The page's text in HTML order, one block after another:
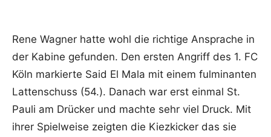
Rene Wagner hatte wohl die richtige Ansprache in
der Kabine gefunden. Den ersten Angriff des 1. FC
Köln markierte Said El Mala mit einem fulminanten
Lattenschuss (54.). Danach war erst einmal St.
Pauli am Drücker und machte sehr viel Druck. Mit
ihrer Spielweise zeigten die Kiezkicker das sie